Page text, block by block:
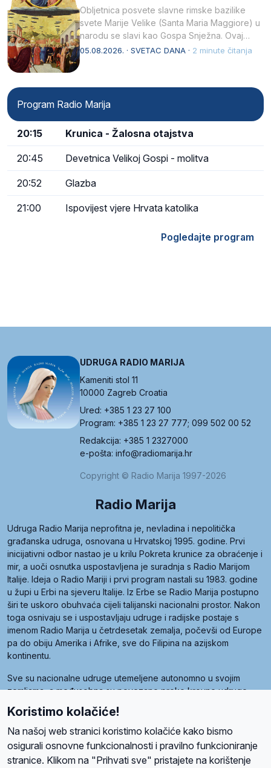
Obljetnica posvete slavne rimske bazilike
svete Marije Velike (Santa Maria Maggiore) u
narodu se slavi kao Gospa Snježna. Ovaj
naziv, Sancta Maria…
05.08.2026. · SVETAC DANA · 2 minute čitanja
Program Radio Marija
20:15 Krunica - Žalosna otajstva
20:45 Devetnica Velikoj Gospi - molitva
20:52 Glazba
21:00 Ispovijest vjere Hrvata katolika
Pogledajte program
UDRUGA RADIO MARIJA
Kameniti stol 11
10000 Zagreb Croatia
Ured: +385 1 23 27 100
Program: +385 1 23 27 777; 099 502 00 52
Redakcija: +385 1 2327000
e-pošta: info@radiomarija.hr
Copyright © Radio Marija 1997-2026
Radio Marija
Udruga Radio Marija neprofitna je, nevladina i nepolitička
građanska udruga, osnovana u Hrvatskoj 1995. godine. Prvi
inicijativni odbor nastao je u krilu Pokreta krunice za obraćenje i
mir, a uoči osnutka uspostavljena je suradnja s Radio Marijom
Italije. Ideja o Radio Mariji i prvi program nastali su 1983. godine
u župi u Erbi na sjeveru Italije. Iz Erbe se Radio Marija postupno
širi te uskoro obuhvaća cijeli talijanski nacionalni prostor. Nakon
toga osnivaju se i uspostavljaju udruge i radijske postaje s
imenom Radio Marija u četrdesetak zemalja, počevši od Europe
pa do obiju Amerika i Afrike, sve do Filipina na azijskom
kontinentu.
Sve su nacionalne udruge utemeljene autonomno u svojim
zemljama, a međusobna su povezane preko krovne udruge
Radio Maria). Svjetsku obitelj utemeljilo je sedam članica, među
kojima je i hrvatska Udruga Radio Marija.
Koristimo kolačiće!
Na našoj web stranici koristimo kolačiće kako bismo
osigurali osnovne funkcionalnosti i pravilno funkcioniranje
stranice. Klikom na "Prihvati sve" pristajete na korištenje